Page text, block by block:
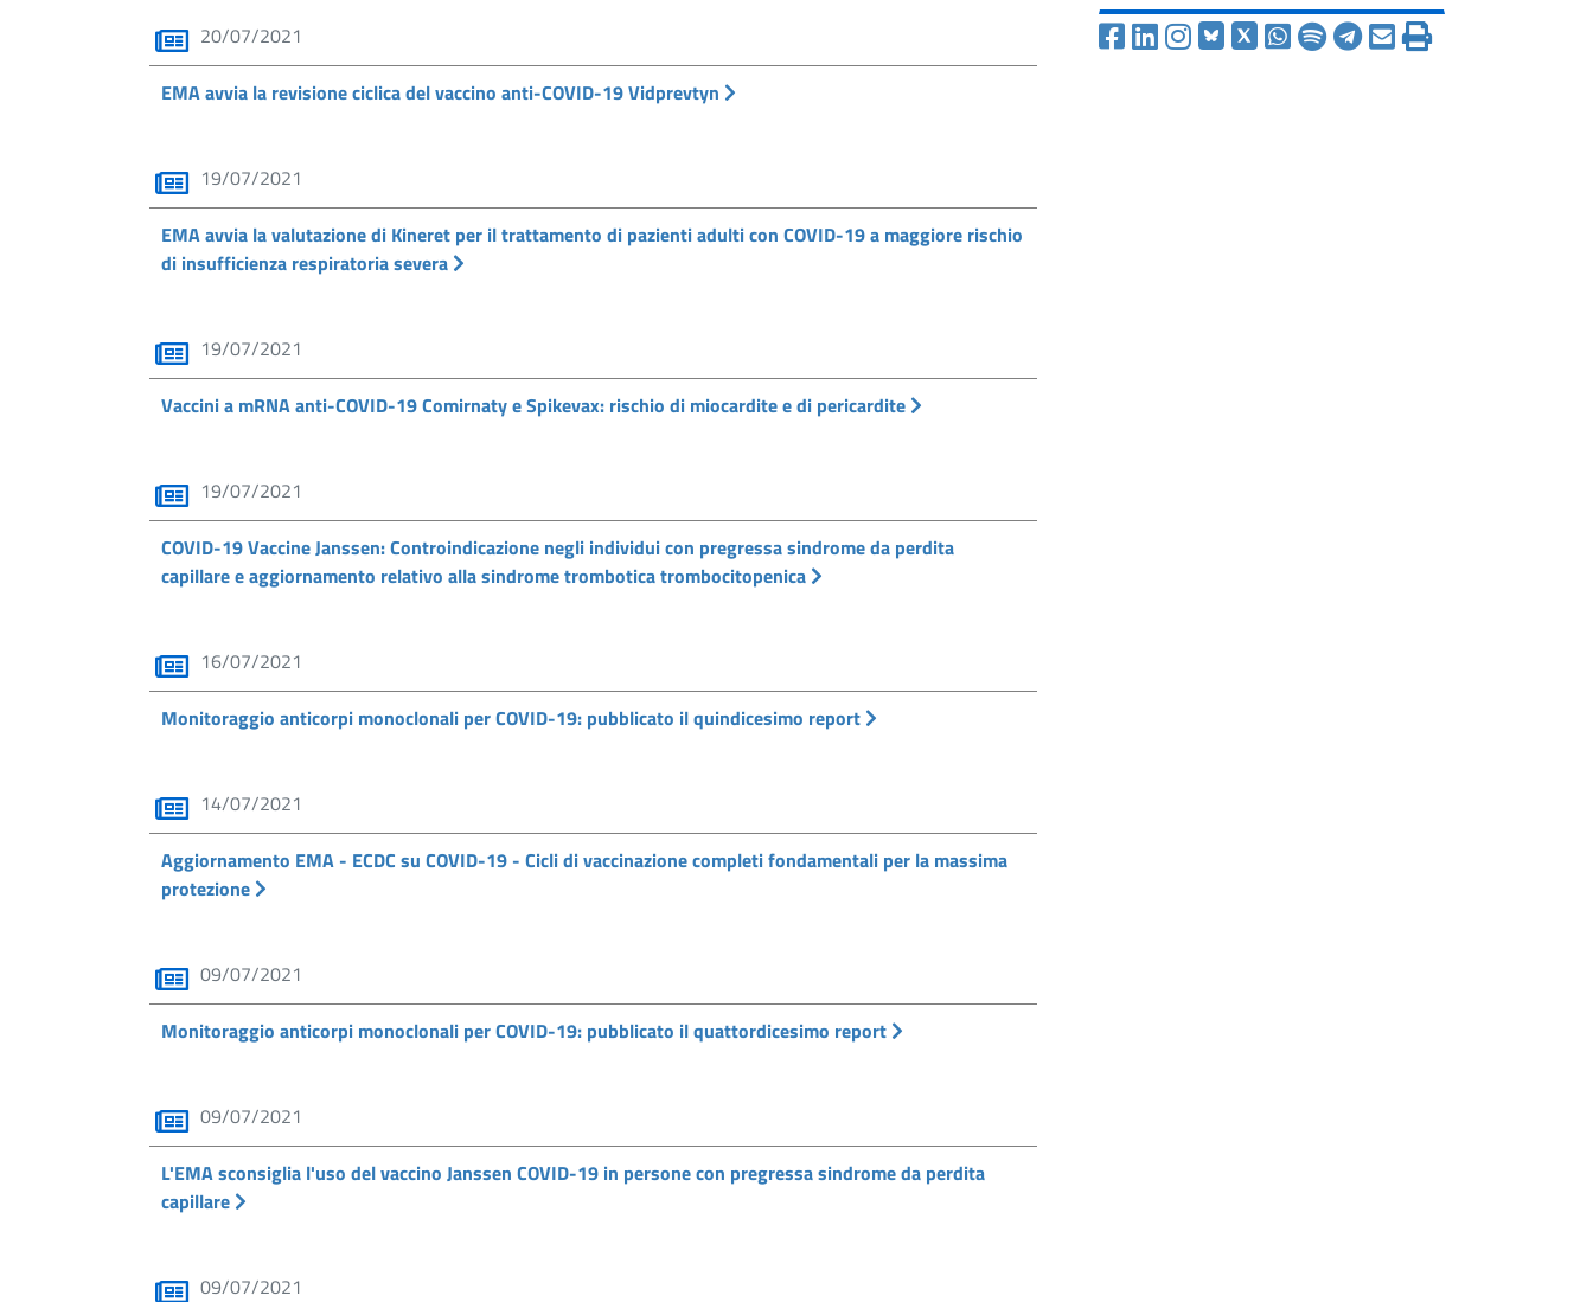
20/07/2021
EMA avvia la revisione ciclica del vaccino anti-COVID-19 Vidprevtyn
19/07/2021
EMA avvia la valutazione di Kineret per il trattamento di pazienti adulti con COVID-19 a maggiore rischio
di insufficienza respiratoria severa
19/07/2021
Vaccini a mRNA anti-COVID-19 Comirnaty e Spikevax: rischio di miocardite e di pericardite
19/07/2021
COVID-19 Vaccine Janssen: Controindicazione negli individui con pregressa sindrome da perdita
capillare e aggiornamento relativo alla sindrome trombotica trombocitopenica
16/07/2021
Monitoraggio anticorpi monoclonali per COVID-19: pubblicato il quindicesimo report
14/07/2021
Aggiornamento EMA - ECDC su COVID-19 - Cicli di vaccinazione completi fondamentali per la massima
protezione
09/07/2021
Monitoraggio anticorpi monoclonali per COVID-19: pubblicato il quattordicesimo report
09/07/2021
L'EMA sconsiglia l'uso del vaccino Janssen COVID-19 in persone con pregressa sindrome da perdita
capillare
09/07/2021